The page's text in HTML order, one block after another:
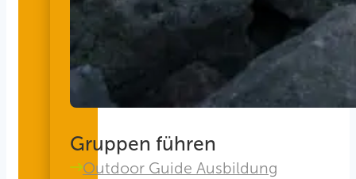
Gruppen führen
Outdoor Guide Ausbildung